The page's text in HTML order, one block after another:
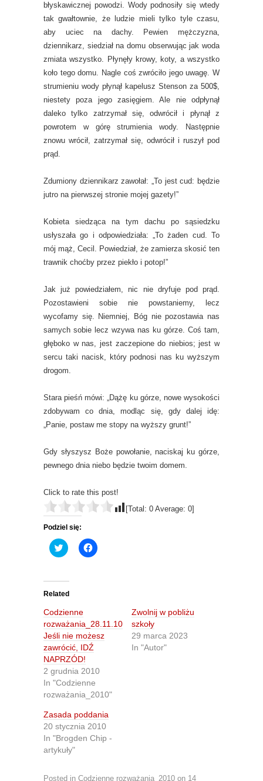
błyskawicznej powodzi. Wody podnosiły się wtedy
tak gwałtownie, że ludzie mieli tylko tyle czasu,
aby uciec na dachy. Pewien mężczyzna,
dziennikarz, siedział na domu obserwując jak woda
zmiata wszystko. Płynęły krowy, koty, a wszystko
koło tego domu. Nagle coś zwróciło jego uwagę. W
strumieniu wody płynął kapelusz Stenson za 500$,
niestety poza jego zasięgiem. Ale nie odpłynął
daleko tylko zatrzymał się, odwrócił i płynął z
powrotem w górę strumienia wody. Następnie
znowu wrócił, zatrzymał się, odwrócił i ruszył pod
prąd.
Zdumiony dziennikarz zawołał: „To jest cud: będzie
jutro na pierwszej stronie mojej gazety!”
Kobieta siedząca na tym dachu po sąsiedzku
usłyszała go i odpowiedziała: „To żaden cud. To
mój mąż, Cecil. Powiedział, że zamierza skosić ten
trawnik choćby przez piekło i potop!”
Jak już powiedziałem, nic nie dryfuje pod prąd.
Pozostawieni sobie nie powstaniemy, lecz
wycofamy się. Niemniej, Bóg nie pozostawia nas
samych sobie lecz wzywa nas ku górze. Coś tam,
głęboko w nas, jest zaczepione do niebios; jest w
sercu taki nacisk, który podnosi nas ku wyższym
drogom.
Stara pieśń mówi: „Dążę ku górze, nowe wysokości
zdobywam co dnia, modląc się, gdy dalej idę:
„Panie, postaw me stopy na wyższy grunt!”
Gdy słyszysz Boże powołanie, naciskaj ku górze,
pewnego dnia niebo będzie twoim domem.
Click to rate this post!
[Total: 0 Average: 0]
Podziel się:
C
l
t
o
s
h
a
r
e
o
n
T
w
i
t
t
e
r
O
p
e
n
s
i
e
C
l
r
e
o
F
c
e
b
o
o
(
O
p
e
n
Related
Codzienne
rozważania_28.11.10
Jeśli nie możesz
zawrócić, IDŹ
NAPRZÓD!
2 grudnia 2010
In "Codzienne
rozważania_2010"
Zwolnij w pobliżu
szkoły
29 marca 2023
In "Autor"
Zasada poddania
20 stycznia 2010
In "Brogden Chip -
artykuły"
Posted in Codzienne rozważania_2010 on 14